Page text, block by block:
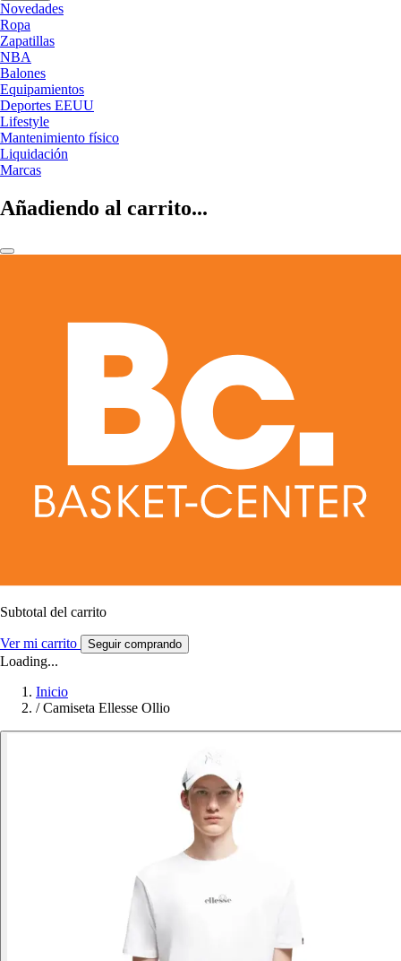
Novedades
Ropa
Zapatillas
NBA
Balones
Equipamientos
Deportes EEUU
Lifestyle
Mantenimiento físico
Liquidación
Marcas
Añadiendo al carrito...
Subtotal del carrito
Ver mi carrito Seguir comprando
Loading...
Inicio
/ Camiseta Ellesse Ollio